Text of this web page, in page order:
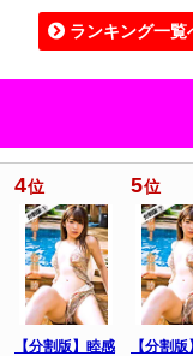
ランキング一覧
4位
【分割版】睦感
5位
【分割